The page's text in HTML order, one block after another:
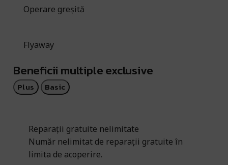
Operare greșită
Flyaway
Beneficii multiple exclusive
Plus Basic
Reparații gratuite nelimitate
Număr nelimitat de reparații gratuite în
limita de acoperire.